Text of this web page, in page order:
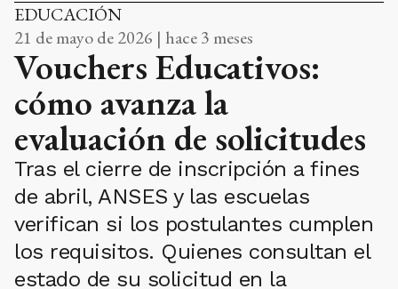
EDUCACIÓN
21 de mayo de 2026 | hace 3 meses
Vouchers Educativos:
cómo avanza la
evaluación de solicitudes
Tras el cierre de inscripción a fines
de abril, ANSES y las escuelas
verifican si los postulantes cumplen
los requisitos. Quienes consultan el
estado de su solicitud en la